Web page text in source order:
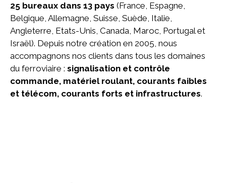
25 bureaux dans 13 pays (France, Espagne,
Belgique, Allemagne, Suisse, Suède, Italie,
Angleterre, Etats-Unis, Canada, Maroc, Portugal et
Israël). Depuis notre création en 2005, nous
accompagnons nos clients dans tous les domaines
du ferroviaire : signalisation et contrôle
commande, matériel roulant, courants faibles
et télécom, courants forts et infrastructures.